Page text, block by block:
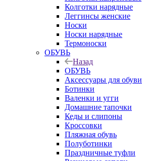
Колготки нарядные
Леггинсы женские
Носки
Носки нарядные
Термоноски
ОБУВЬ
Назад
ОБУВЬ
Аксессуары для обуви
Ботинки
Валенки и угги
Домашние тапочки
Кеды и слипоны
Кроссовки
Пляжная обувь
Полуботинки
Праздничные туфли